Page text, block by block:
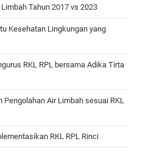
Tahun 2017 vs 2023
Kesehatan Lingkungan yang
RKL RPL bersama Adika Tirta
Air Limbah sesuai RKL
RKL RPL Rinci